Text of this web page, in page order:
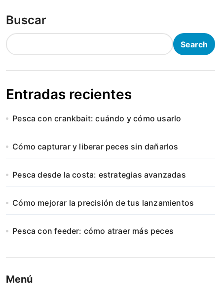
Buscar
Search
Entradas recientes
Pesca con crankbait: cuándo y cómo usarlo
Cómo capturar y liberar peces sin dañarlos
Pesca desde la costa: estrategias avanzadas
Cómo mejorar la precisión de tus lanzamientos
Pesca con feeder: cómo atraer más peces
Menú